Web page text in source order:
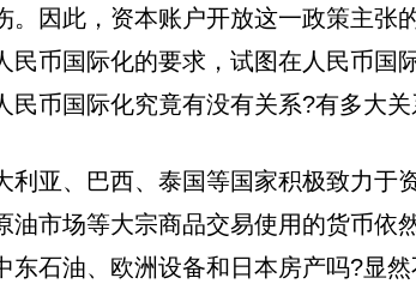
。因此，资本账户开放这一政策主张
民币国际化的要求，试图在人民币
民币国际化究竟有没有关系?有多大
利亚、巴西、泰国等国家积极致力于
油市场等大宗商品交易使用的货币
东石油、欧洲设备和日本房产吗?显